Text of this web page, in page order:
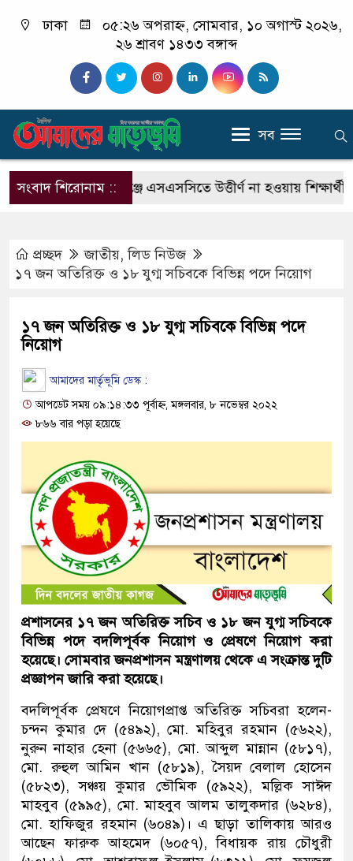
ঢাকা
০৫:২৬ অপরাহ্ন, সোমবার, ১০ অগাস্ট ২০২৬,
২৬ শ্রাবণ ১৪৩৩ বঙ্গাব্দ
সব
সংবাদ শিরোনাম ::
চালক শিবগঞ্জে এসএসসিতে উত্তীর্ণ না হওয়ায় শিক্ষার্থীর
প্রচ্ছদ জাতীয়,লিড নিউজ
১৭ জন অতিরিক্ত ও ১৮ যুগ্ম সচিবকে বিভিন্ন পদে নিয়োগ
১৭ জন অতিরিক্ত ও ১৮ যুগ্ম সচিবকে বিভিন্ন পদে
নিয়োগ
আমাদের মার্তৃভূমি ডেস্ক :
আপডেট সময় ০৯:১৪:৩৩ পূর্বাহ্ন, মঙ্গলবার, ৮ নভেম্বর ২০২২
৮৬৬ বার পড়া হয়েছে
প্রশাসনের ১৭ জন অতিরিক্ত সচিব ও ১৮ জন যুগ্ম সচিবকে
বিভিন্ন পদে বদলিপূর্বক নিয়োগ ও প্রেষণে নিয়োগ করা
হয়েছে। সোমবার জনপ্রশাসন মন্ত্রণালয় থেকে এ সংক্রান্ত দুটি
প্রজ্ঞাপন জারি করা হয়েছে।
বদলিপূর্বক প্রেষণে নিয়োগপ্রাপ্ত অতিরিক্ত সচিবরা হলেন-
চন্দন কুমার দে (৫৪৯২), মো. মহিবুর রহমান (৫৬২২),
নুরুন নাহার হেনা (৫৬৬৫), মো. আব্দুল মান্নান (৫৮১৭),
মো. রুহুল আমিন খান (৫৮১৯), সৈয়দ বেলাল হোসেন
(৫৮২৩), সঞ্চয় কুমার ভৌমিক (৫৯২২), মল্লিক সাঈদ
মাহবুব (৫৯৯৫), মো. মাহবুব আলম তালুকদার (৬২৮৪),
মো. হাফিজুর রহমান (৬০৪৯)। এ ছাড়া তালিকায় আরও
আছেন ফারুক আহমেদ (৬০৫৭), বিধায়ক রায় চৌধুরী